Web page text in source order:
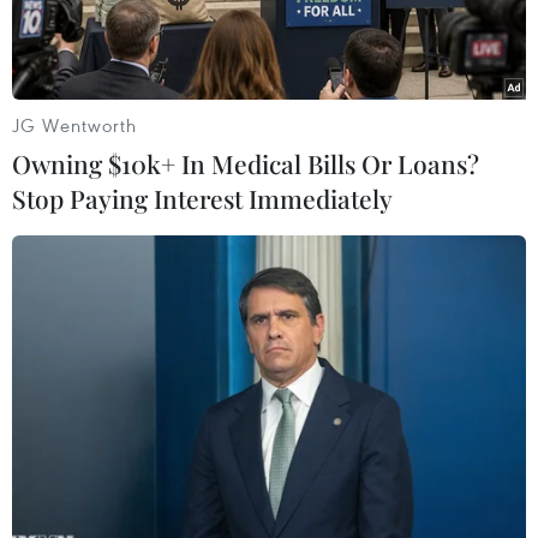
phố.
Các phương tiện lưu thông trên đường Mai Chí Thọ, Thành phố
Hồ Chí Minh. (Ảnh: Tiến Lực/TTXVN)
Sở Giao thông Vận tải Thành phố Hồ Chí
Minh vừa có văn bản báo cáo Ủy ban Nhân
JG Wentworth
Owning $10k+ In Medical Bills Or Loans?
Stop Paying Interest Immediately